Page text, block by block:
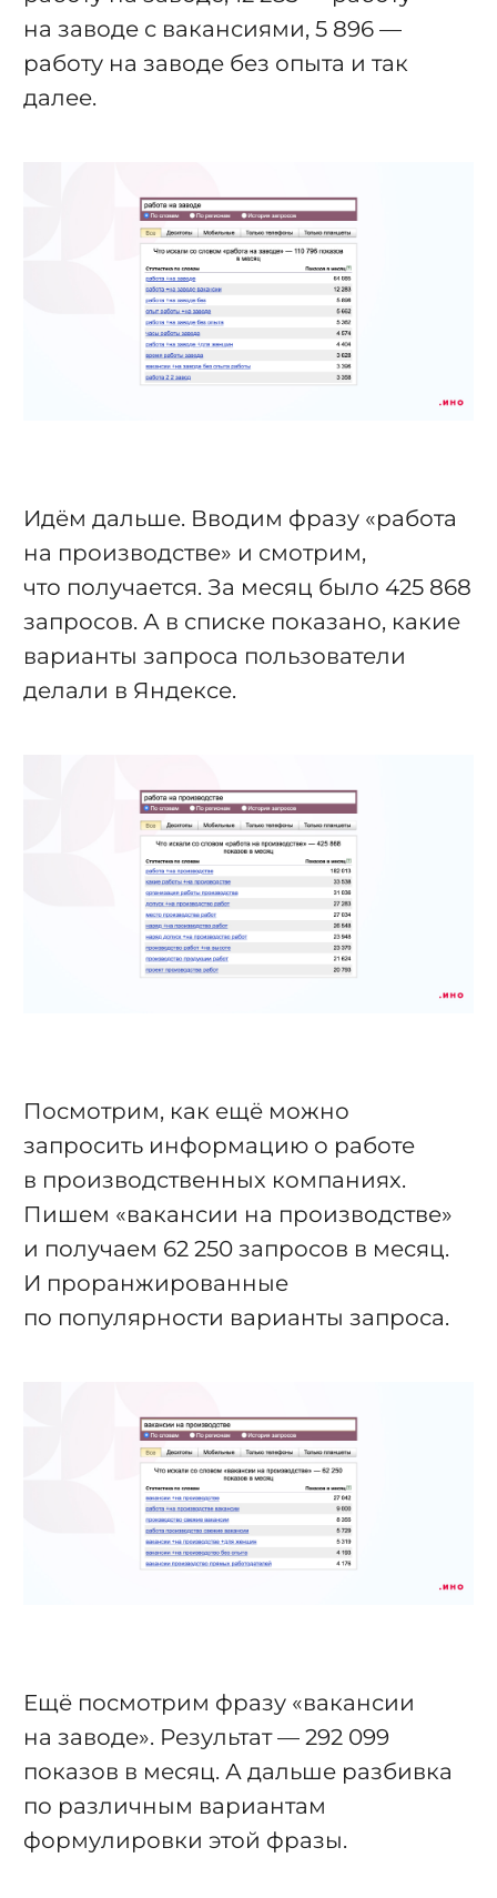
на заводе с вакансиями, 5 896 —
работу на заводе без опыта и так
далее.
Идём дальше. Вводим фразу «работа
на производстве» и смотрим,
что получается. За месяц было 425 868
запросов. А в списке показано, какие
варианты запроса пользователи
делали в Яндексе.
Посмотрим, как ещё можно
запросить информацию о работе
в производственных компаниях.
Пишем «вакансии на производстве»
и получаем 62 250 запросов в месяц.
И проранжированные
по популярности варианты запроса.
Ещё посмотрим фразу «вакансии
на заводе». Результат — 292 099
показов в месяц. А дальше разбивка
по различным вариантам
формулировки этой фразы.